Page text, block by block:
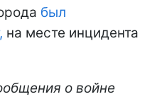
был
на месте инцидента
о войне